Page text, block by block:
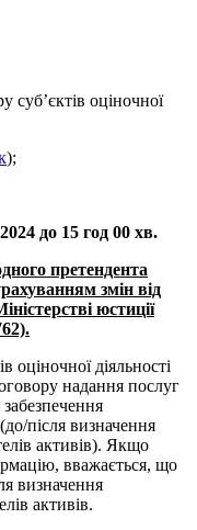
суб’єктів оціночної
);
до 15 год 00 хв.
претендента
змін від
юстиції
оціночної діяльності
надання послуг
після визначення
активів). Якщо
вважається, що
визначення
активів.